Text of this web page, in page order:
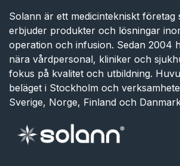
Solann är ett medicintekniskt företag
erbjuder produkter och lösningar
operation och infusion. Sedan 2004
nära vårdpersonal, kliniker och
fokus på kvalitet och utbildning.
beläget i Stockholm och
Sverige, Norge, Finland och